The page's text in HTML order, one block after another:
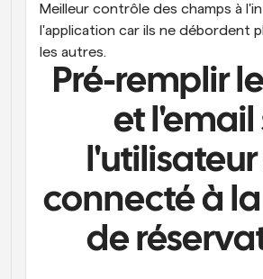
Meilleur contrôle des champs à
l'application car ils ne débordent
les autres.
Pré-remplir
et l'email
l'utilisateur
connecté à
de